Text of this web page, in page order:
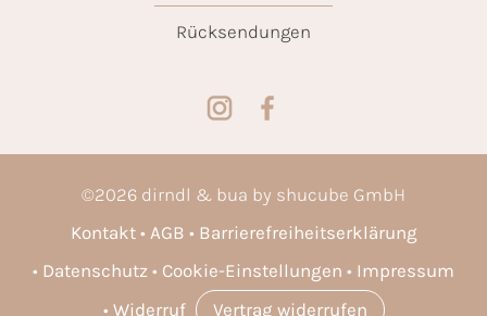
Rücksendungen
©2026 dirndl & bua by shucube GmbH
Kontakt
AGB
Barrierefreiheitserklärung
Datenschutz
Cookie-Einstellungen
Impressum
Widerruf
Vertrag widerrufen